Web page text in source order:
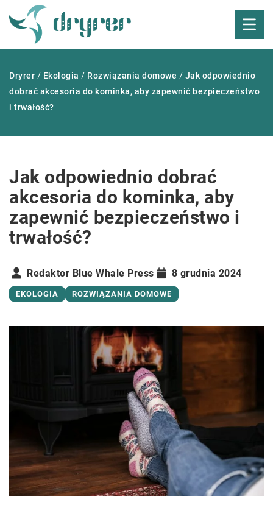
Dryrer / Ekologia / Rozwiązania domowe / Jak odpowiednio
dobrać akcesoria do kominka, aby zapewnić bezpieczeństwo
i trwałość?
Jak odpowiednio dobrać
akcesoria do kominka, aby
zapewnić bezpieczeństwo i
trwałość?
Redaktor Blue Whale Press 8 grudnia 2024
EKOLOGIA ROZWIĄZANIA DOMOWE